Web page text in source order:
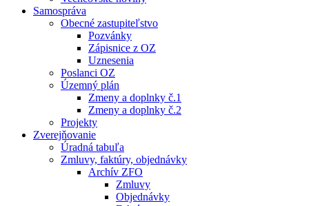
Samospráva
Obecné zastupiteľstvo
Pozvánky
Zápisnice z OZ
Uznesenia
Poslanci OZ
Územný plán
Zmeny a doplnky č.1
Zmeny a doplnky č.2
Projekty
Zverejňovanie
Úradná tabuľa
Zmluvy, faktúry, objednávky
Archív ZFO
Zmluvy
Objednávky